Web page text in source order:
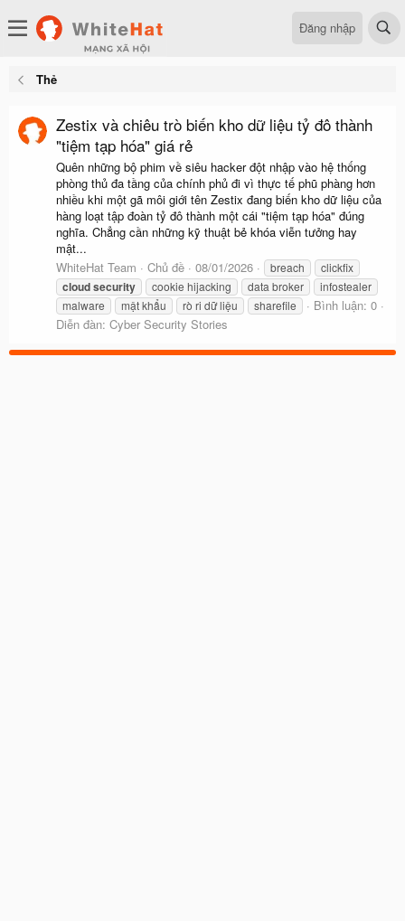
Đăng nhập
Thẻ
Zestix và chiêu trò biến kho dữ liệu tỷ đô thành
"tiệm tạp hóa" giá rẻ
Quên những bộ phim về siêu hacker đột nhập vào hệ thống
phòng thủ đa tầng của chính phủ đi vì thực tế phũ phàng hơn
nhiều khi một gã môi giới tên Zestix đang biến kho dữ liệu của
hàng loạt tập đoàn tỷ đô thành một cái "tiệm tạp hóa" đúng
nghĩa. Chẳng cần những kỹ thuật bẻ khóa viễn tưởng hay
mật...
WhiteHat Team
Chủ đề 08/01/2026 breach clickfix
cloudsecurity cookie hijacking data broker
infostealer
malware
mật khẩu rò ri dữ liệu sharefile
Bình luận: 0
Diễn đàn: Cyber Security Stories